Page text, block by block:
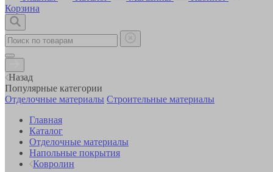
Корзина
Назад
Популярные категории
Отделочные материалы Строительные материалы
Главная
Каталог
Отделочные материалы
Напольные покрытия
Ковролин